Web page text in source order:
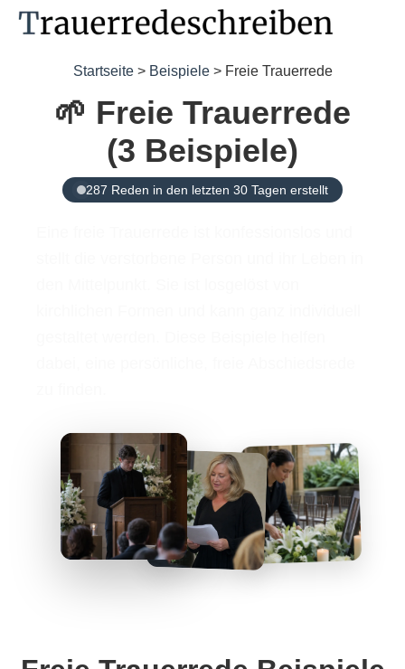
Startseite> Beispiele> Freie Trauerrede
🌱 Freie Trauerrede
(3 Beispiele)
287 Reden in den letzten 30 Tagen erstellt